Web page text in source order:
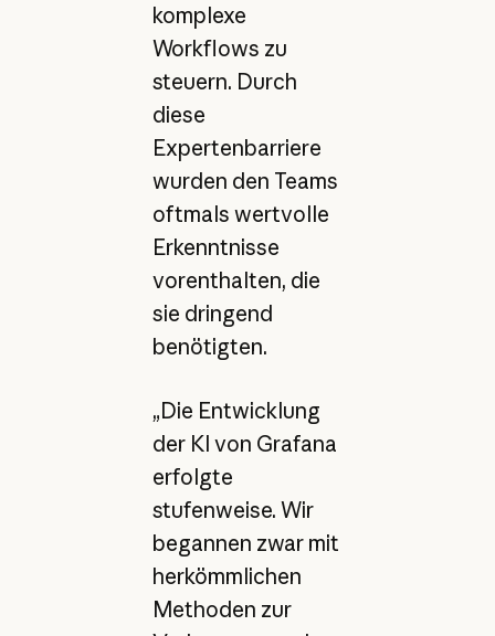
komplexe
Workflows zu
steuern. Durch
diese
Expertenbarriere
wurden den Teams
oftmals wertvolle
Erkenntnisse
vorenthalten, die
sie dringend
benötigten.
„Die Entwicklung
der KI von Grafana
erfolgte
stufenweise. Wir
begannen zwar mit
herkömmlichen
Methoden zur